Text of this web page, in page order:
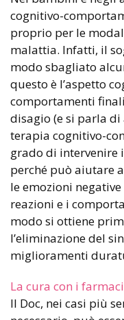
cognitivo-
proprio per le
malattia. Infatti, il
modo sbagliato
questo è l’aspetto
comportamenti
disagio (e si parla
terapia cognitivo-
grado di intervenire
perché può aiutare
le emozioni
reazioni e i
modo si ottiene
l’eliminazione del
miglioramenti
La cura con i farmaci
Il Doc, nei casi più